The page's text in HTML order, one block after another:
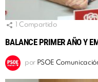
Compartido
BALANCE PRIMER AÑO Y
por PSOE